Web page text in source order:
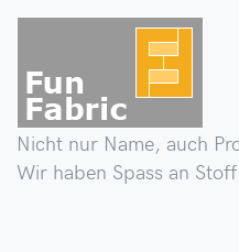
Nicht nur Name, auch
Wir haben Spass an